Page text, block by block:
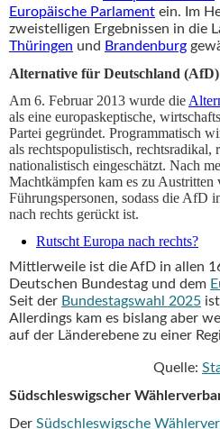
Europäische Parlament ein. Im
zweistelligen Ergebnissen in die
Thüringen und Brandenburg
Alternative für Deutschland (AfD)
Am 6. Februar 2013 wurde die
als eine europaskeptische,
Partei gegründet. Programmatisch
als rechtspopulistisch, rechtsradikal,
nationalistisch eingeschätzt. Nach
Machtkämpfen kam es zu Austritten
Führungspersonen, sodass die AfD
nach rechts gerückt ist.
Rutscht Europa nach rechts?
Mittlerweile ist die AfD in allen
Deutschen Bundestag und dem
Seit der Bundestagswahl 2025
Allerdings kam es bislang aber
auf der Länderebene zu einer
Quelle:
Südschleswigscher
Der Südschleswigsche